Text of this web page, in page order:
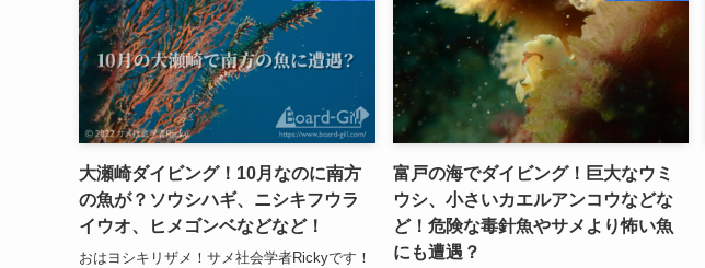
大瀬崎ダイビング！10月なのに南方
の魚が？ソウシハギ、ニシキフウラ
イウオ、ヒメゴンベなどなど！
おはヨシキリザメ！サメ社会学者Rickyです！
富戸の海でダイビング！巨大なウミ
ウシ、小さいカエルアンコウなどな
ど！危険な毒針魚やサメより怖い魚
にも遭遇？